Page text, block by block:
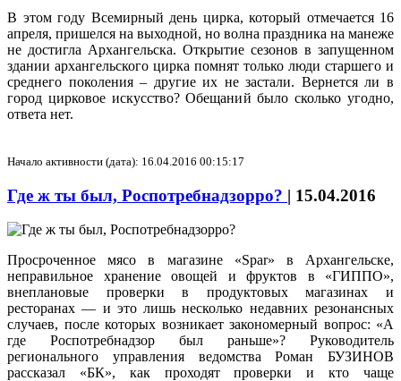
В этом году Всемирный день цирка, который отмечается 16
апреля, пришелся на выходной, но волна праздника на манеже
не достигла Архангельска. Открытие сезонов в запущенном
здании архангельского цирка помнят только люди старшего и
среднего поколения – другие их не застали. Вернется ли в
город цирковое искусство? Обещаний было сколько угодно,
ответа нет.
Начало активности (дата): 16.04.2016 00:15:17
Где ж ты был, Роспотребнадзорро? | 15.04.2016
Просроченное мясо в магазине «Spar» в Архангельске,
неправильное хранение овощей и фруктов в «ГИППО»,
внеплановые проверки в продуктовых магазинах и
ресторанах — и это лишь несколько недавних резонансных
случаев, после которых возникает закономерный вопрос: «А
где Роспотребнадзор был раньше»? Руководитель
регионального управления ведомства Роман БУЗИНОВ
рассказал «БК», как проходят проверки и кто чаще